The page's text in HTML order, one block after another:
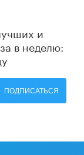
и
в неделю:
ПОДПИСАТЬСЯ